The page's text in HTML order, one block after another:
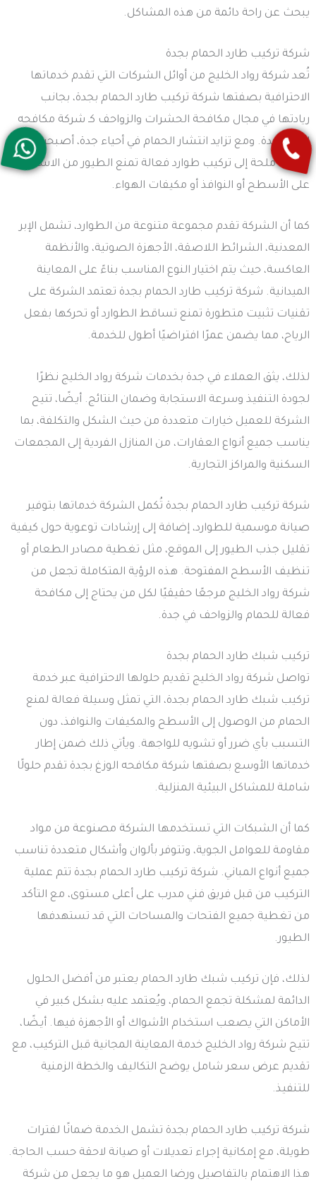
يبحث عن راحة دائمة من هذه المشاكل.
شركة تركيب طارد الحمام بجدة
تُعد شركة رواد الخليج من أوائل الشركات التي تقدم خدماتها
الاحترافية بصفتها شركة تركيب طارد الحمام بجدة، بجانب
ريادتها في مجال مكافحة الحشرات والزواحف كـ شركة مكافحه
الوزغ بجدة. ومع تزايد انتشار الحمام في أحياء جدة، أصبحت
الحاجة ملحة إلى تركيب طوارد فعالة تمنع الطيور من الاستقرار
على الأسطح أو النوافذ أو مكيفات الهواء.
كما أن الشركة تقدم مجموعة متنوعة من الطوارد، تشمل الإبر
المعدنية، الشرائط اللاصقة، الأجهزة الصوتية، والأنظمة
العاكسة، حيث يتم اختيار النوع المناسب بناءً على المعاينة
الميدانية. شركة تركيب طارد الحمام بجدة تعتمد الشركة على
تقنيات تثبيت متطورة تمنع تساقط الطوارد أو تحركها بفعل
الرياح، مما يضمن عمرًا افتراضيًا أطول للخدمة.
لذلك، يثق العملاء في جدة بخدمات شركة رواد الخليج نظرًا
لجودة التنفيذ وسرعة الاستجابة وضمان النتائج. أيـضًا، تتيح
الشركة للعميل خيارات متعددة من حيث الشكل والتكلفة، بما
يناسب جميع أنواع العقارات، من المنازل الفردية إلى المجمعات
السكنية والمراكز التجارية.
شركة تركيب طارد الحمام بجدة تُكمل الشركة خدماتها بتوفير
صيانة موسمية للطوارد، إضافة إلى إرشادات توعوية حول كيفية
تقليل جذب الطيور إلى الموقع، مثل تغطية مصادر الطعام أو
تنظيف الأسطح المفتوحة. هذه الرؤية المتكاملة تجعل من
شركة رواد الخليج مرجعًا حقيقيًا لكل من يحتاج إلى مكافحة
فعالة للحمام والزواحف في جدة.
تركيب شبك طارد الحمام بجدة
تواصل شركة رواد الخليج تقديم حلولها الاحترافية عبر خدمة
تركيب شبك طارد الحمام بجدة، التي تمثل وسيلة فعالة لمنع
الحمام من الوصول إلى الأسطح والمكيفات والنوافذ، دون
التسبب بأي ضرر أو تشويه للواجهة. ويأتي ذلك ضمن إطار
خدماتها الأوسع بصفتها شركة مكافحه الوزغ بجدة تقدم حلولًا
شاملة للمشاكل البيئية المنزلية.
كما أن الشبكات التي تستخدمها الشركة مصنوعة من مواد
مقاومة للعوامل الجوية، وتتوفر بألوان وأشكال متعددة تناسب
جميع أنواع المباني. شركة تركيب طارد الحمام بجدة تتم عملية
التركيب من قبل فريق فني مدرب على أعلى مستوى، مع التأكد
من تغطية جميع الفتحات والمساحات التي قد تستهدفها
الطيور.
لذلك، فإن تركيب شبك طارد الحمام يعتبر من أفضل الحلول
الدائمة لمشكلة تجمع الحمام، ويُعتمد عليه بشكل كبير في
الأماكن التي يصعب استخدام الأشواك أو الأجهزة فيها. أيـضًا،
تتيح شركة رواد الخليج خدمة المعاينة المجانية قبل التركيب، مع
تقديم عرض سعر شامل يوضح التكاليف والخطة الزمنية
للتنفيذ.
شركة تركيب طارد الحمام بجدة تشمل الخدمة ضمانًا لفترات
طويلة، مع إمكانية إجراء تعديلات أو صيانة لاحقة حسب الحاجة.
هذا الاهتمام بالتفاصيل ورضا العميل هو ما يجعل من شركة